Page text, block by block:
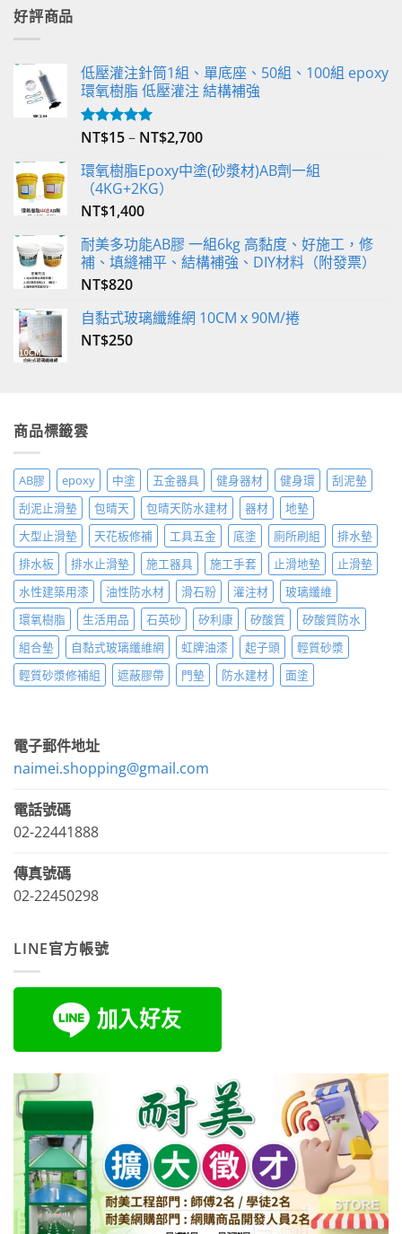
好評商品
低壓灌注針筒1組、單底座、50組、100組 epoxy
環氧樹脂 低壓灌注 結構補強
評分5.00
NT$15– NT$2,700
環氧樹脂Epoxy中塗(砂漿材)AB劑一組
（4KG+2KG）
NT$1,400
耐美多功能AB膠 一組6kg 高黏度、好施工，修
補、填縫補平、結構補強、DIY材料（附發票）
NT$820
自黏式玻璃纖維網 10CMｘ90M/捲
NT$250
商品標籤雲
AB膠 epoxy 中塗 五金器具 健身器材 健身環
刮泥墊
刮泥止滑墊
包晴天 包晴天防水建材 器材
地墊
大型止滑墊
天花板修補 工具五金 底塗 廁所刷組
排水墊
排水板
排水止滑墊 施工器具 施工手套 止滑地墊
止滑墊
水性建築用漆
油性防水材 滑石粉 灌注材
玻璃纖維
環氧樹脂
生活用品 石英砂 矽利康 矽酸質
矽酸質防水
組合墊
自黏式玻璃纖維網 虹牌油漆 起子頭
輕質砂漿
輕質砂漿修補組
遮蔽膠帶 門墊 防水建材 面塗
電子郵件地址
naimei.shopping@gmail.com
電話號碼
02-22441888
傳真號碼
02-22450298
LINE官方帳號